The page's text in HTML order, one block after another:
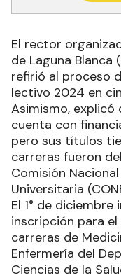
El rector
de Laguna Blanca
refirió al proceso
lectivo 2024 en
Asimismo, explicó
cuenta con
pero sus títulos
carreras fueron
Comisión
Universitaria
El 1° de
inscripción para
carreras de
Enfermería del
Ciencias de la